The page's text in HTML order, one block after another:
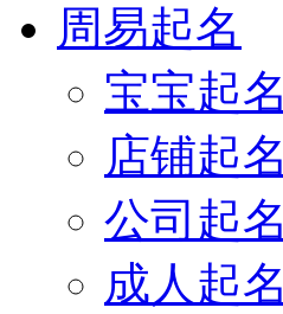
周易起名
宝宝起名
店铺起名
公司起名
成人起名